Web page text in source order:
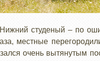
студеный – по
местные
очень вытянутым